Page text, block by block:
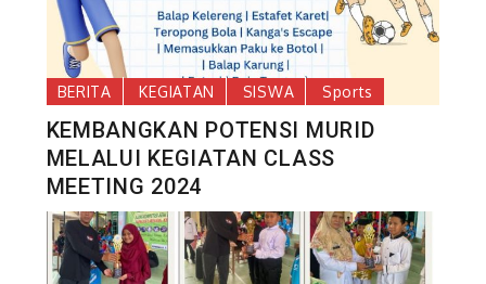
BERITA KEGIATAN SISWA Sports
KEMBANGKAN POTENSI MURID
MELALUI KEGIATAN CLASS
MEETING 2024